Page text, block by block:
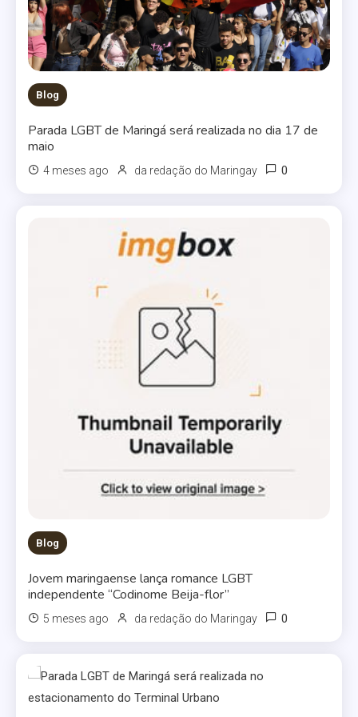
Blog
Parada LGBT de Maringá será realizada no dia 17 de
maio
4 meses ago da redação do Maringay 0
Blog
Jovem maringaense lança romance LGBT
independente “Codinome Beija-flor”
5 meses ago da redação do Maringay 0